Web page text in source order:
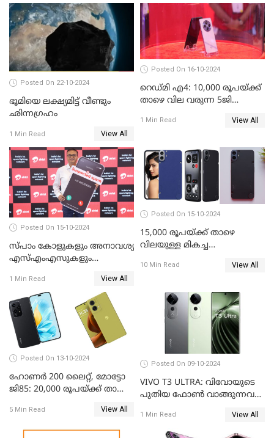
റിപ്പോര്‍ട്ട്
Posted On 22-10-2024
ഭൂമിയെ ലക്ഷ്യമിട്ട് വീണ്ടും
ഛിന്നഗ്രഹം
1 Min Read View All
Posted On 16-10-2024
റെഡ്മി എ4: 10,000 രൂപയ്ക്ക്
താഴെ വില വരുന്ന 5ജി
1 Min Read View All
Posted On 15-10-2024
സ്പാം കോളുകളും അനാവശ്യ
എസ്എംഎസുകളും
എഐ ഫീച്ചറുമായി ഭാരതി
എയര്‍ടെല്‍
1 Min Read View All
Posted On 15-10-2024
15,000 രൂപയ്ക്ക് താഴെ
വിലയുള്ള മികച്ച
10 Min Read View All
Posted On 13-10-2024
ഹോണർ 200 ലൈറ്റ്, മോട്ടോ
ജി85: 20,000 രൂപയ്ക്ക് താഴെ
ഏതാണ്?
5 Min Read View All
Posted On 09-10-2024
VIVO T3 ULTRA: വിവോയുടെ
പുതിയ ഫോൺ വാങ്ങുന്നവർ
1 Min Read View All